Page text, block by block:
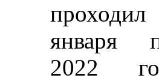
января
2022